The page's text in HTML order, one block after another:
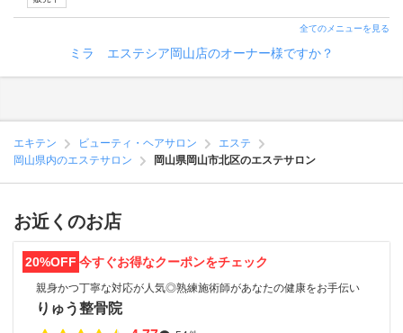
全てのメニューを見る
ミラ エステシア岡山店のオーナー様ですか？
エキテン ビューティ・ヘアサロン
エステ
岡山県内のエステサロン
岡山県岡山市北区のエステサロン
お近くのお店
20%OFF 今すぐお得なクーポンをチェック
親身かつ丁寧な対応が人気◎熟練施術師があなたの健康をお手伝い
りゅう整骨院